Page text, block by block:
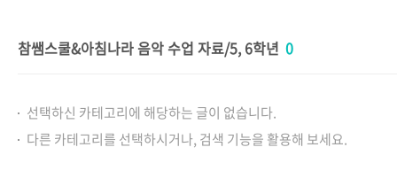
참쌤스쿨&아침나라 음악 수업 자료/5, 6학년 0
선택하신 카테고리에 해당하는 글이 없습니다.
다른 카테고리를 선택하시거나, 검색 기능을 활용해 보세요.